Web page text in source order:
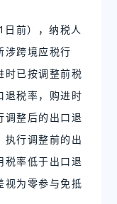
前），纳税人
涉跨境应税行
时已按调整前税
退税率，购进时
调整后的出口退
执行调整前的出
税率低于出口退
视为零参与免抵